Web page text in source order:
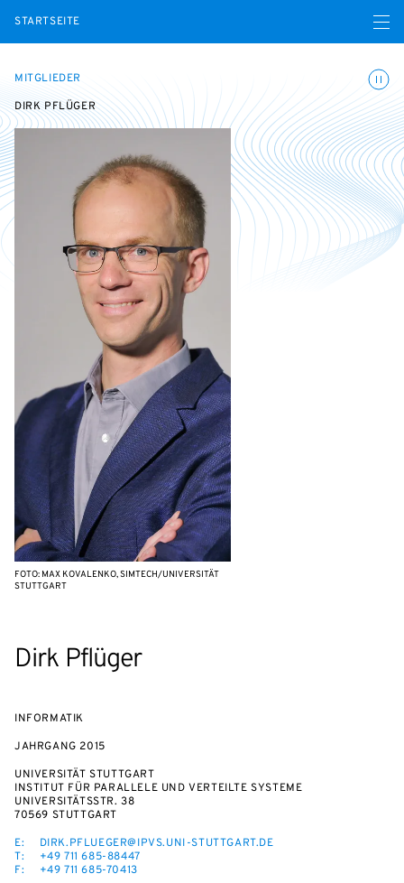
STARTSEITE Menü
MITGLIEDER
DIRK PFLÜGER
Dirk Pflüger
INFORMATIK
JAHRGANG 2015
UNIVERSITÄT STUTTGART
INSTITUT FÜR PARALLELE UND VERTEILTE SYSTEME
UNIVERSITÄTSSTR. 38
70569 STUTTGART
E:
DIRK.PFLUEGER@IPVS.UNI-STUTTGART.DE
T:
+49 711 685-88447
F:
+49 711 685-70413
FOTO: MAX KOVALENKO, SIMTECH/UNIVERSITÄT
STUTTGART